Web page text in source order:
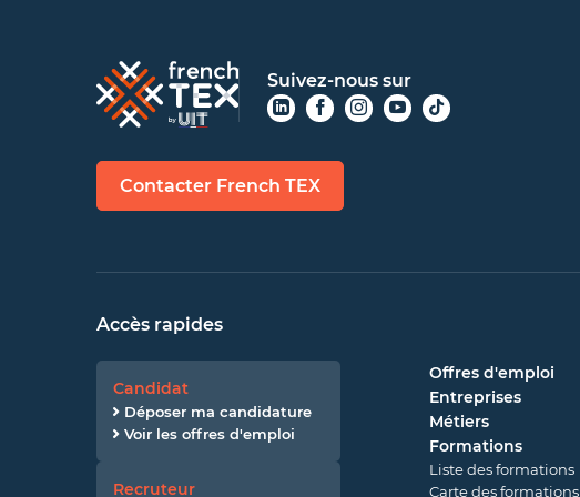
Suivez-nous sur
Contacter French TEX
Accès rapides
Candidat
Déposer ma candidature
Voir les offres d'emploi
Recruteur
Offres d'emploi
Entreprises
Métiers
Formations
Liste des formations
Carte des formations